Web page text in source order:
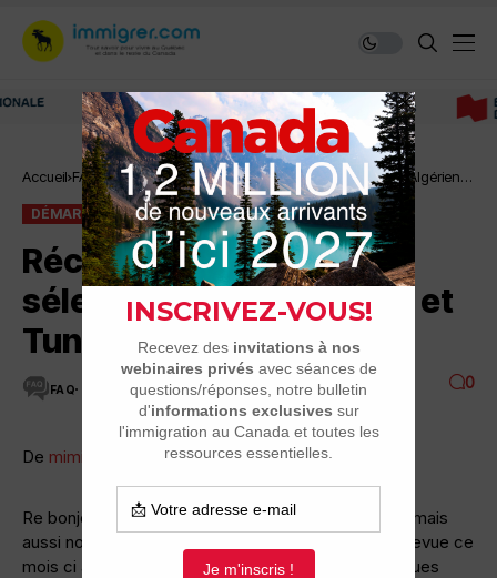
Immigrer au Canada: ressources et conseils
Accueil FAQ Démarches Récits d’entrevues de sélection pour Algériens
et Tunisiens
DÉMARCHES FAQ
Récits d’entrevues de
sélection pour Algériens et
Tunisiens
FAQ 9 MINUTES DE LECTURE 4.6K VUES 0
De mimibus
Re bonjour tout le monde y a beaucoup d’algériens mais
aussi nos frères tunisiens qui vont passer leurs entrevue ce
mois ci a Alger donc reprenons les récit des entrevues